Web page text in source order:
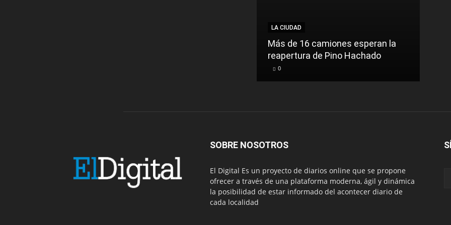
LA CIUDAD
Más de 16 camiones esperan la
reapertura de Pino Hachado
0
SOBRE NOSOTROS
El Digital Es un proyecto de diarios online que se propone
ofrecer a través de una plataforma moderna, ágil y dinámica
la posibilidad de estar informado del acontecer diario de
cada localidad